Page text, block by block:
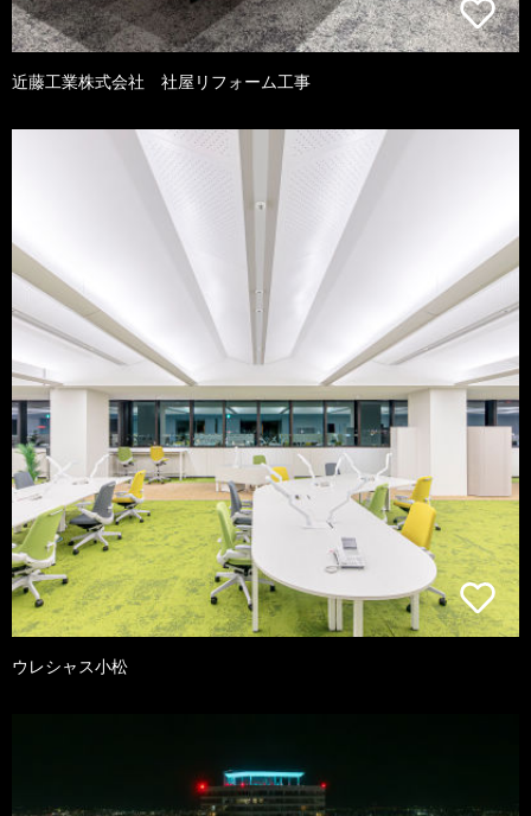
近藤工業株式会社 社屋リフォーム工事
ウレシャス小松